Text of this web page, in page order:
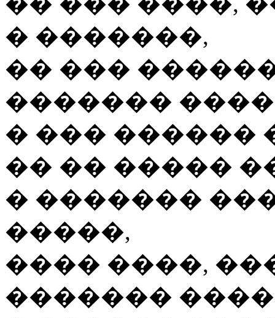
� �������,
�� ���
�������
� ��� ������
�� �� �����
� �������
�����,
���� ����,
�������